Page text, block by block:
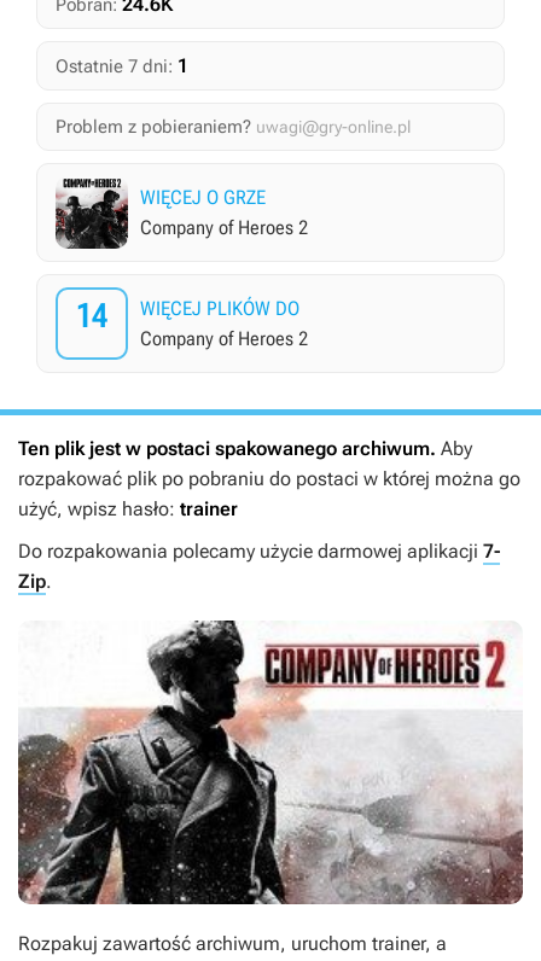
Pobrań:
Ostatnie 7 dni: 1
Problem z pobieraniem? uwagi@gry-online.pl
WIĘCEJ O GRZE
Company of Heroes 2
14
WIĘCEJ PLIKÓW DO
Company of Heroes 2
Ten plik jest w postaci spakowanego archiwum. Aby
rozpakować plik po pobraniu do postaci w której można go
użyć, wpisz hasło: trainer
Do rozpakowania polecamy użycie darmowej aplikacji 7-
Zip.
Rozpakuj zawartość archiwum, uruchom trainer, a